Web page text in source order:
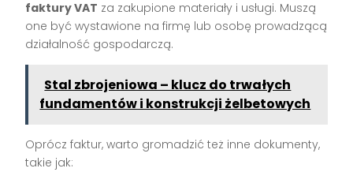
faktury VAT za zakupione materiały i usługi. Muszą
one być wystawione na firmę lub osobę prowadzącą
działalność gospodarczą.
Stal zbrojeniowa – klucz do trwałych
fundamentów i konstrukcji żelbetowych
Oprócz faktur, warto gromadzić też inne dokumenty,
takie jak: